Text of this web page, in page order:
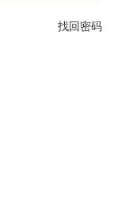
找回密码